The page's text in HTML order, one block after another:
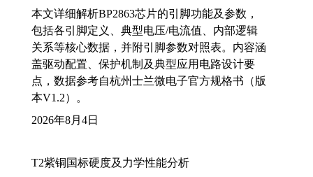
本文详细解析BP2863芯片的引脚功能及参数，
包括各引脚定义、典型电压/电流值、内部逻辑
关系等核心数据，并附引脚参数对照表。内容涵
盖驱动配置、保护机制及典型应用电路设计要
点，数据参考自杭州士兰微电子官方规格书（版
本V1.2）。
2026年8月4日
T2紫铜国标硬度及力学性能分析